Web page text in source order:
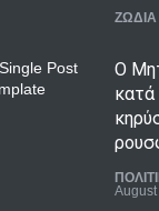
ΖΩΔΙΑ
Ο
κατά